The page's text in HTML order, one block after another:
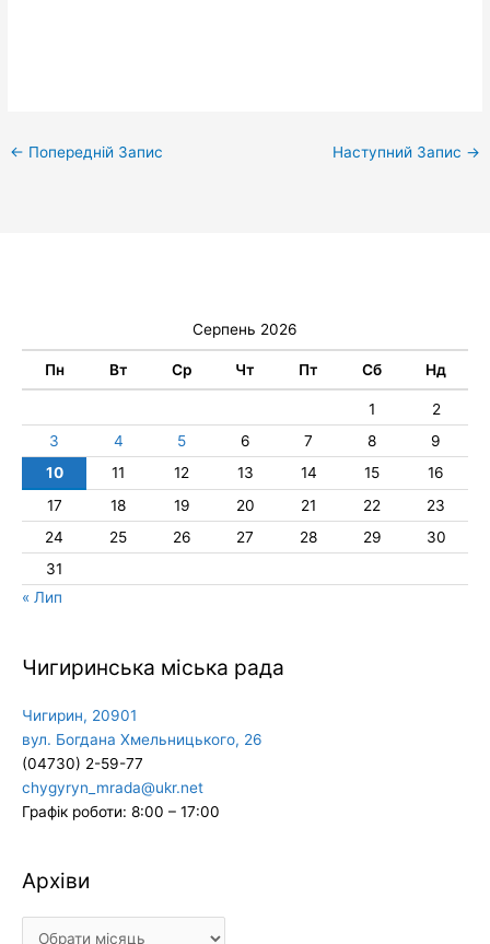
← Попередній Запис Наступний Запис →
Серпень 2026
Пн Вт Ср Чт Пт Сб Нд
1
2
3
4 5 6 7 8
9
10
11 12 13 14 15
16
17
18 19 20 21 22
23
24
25 26 27 28 29
30
31
« Лип
Чигиринська міська рада
Чигирин, 20901
вул. Богдана Хмельницького, 26
(04730) 2-59-77
chygyryn_mrada@ukr.net
Графік роботи: 8:00 – 17:00
Архіви
Архіви